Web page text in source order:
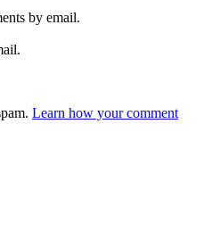
by email.
Learn how your comment